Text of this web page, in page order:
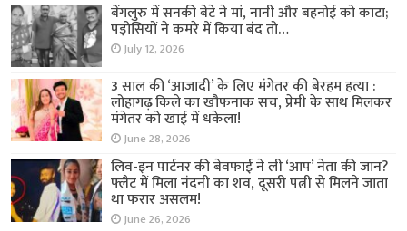
बेंगलुरु में सनकी बेटे ने मां, नानी और बहनोई को काटा;
पड़ोसियों ने कमरे में किया बंद तो…
July 12, 2026
3 साल की ‘आजादी’ के लिए मंगेतर की बेरहम हत्या :
लोहागढ़ किले का खौफनाक सच, प्रेमी के साथ मिलकर
मंगेतर को खाई में धकेला!
June 28, 2026
लिव-इन पार्टनर की बेवफाई ने ली ‘आप’ नेता की जान?
फ्लैट में मिला नंदनी का शव, दूसरी पत्नी से मिलने जाता
था फरार असलम!
June 26, 2026